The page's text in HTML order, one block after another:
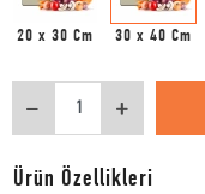
20 x 30 Cm 30 x 40 Cm
Ürün Özellikleri